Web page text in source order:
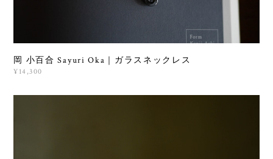
岡 小百合 Sayuri Oka｜ガラスネックレス
¥14,300